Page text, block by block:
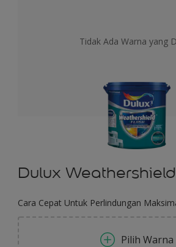
Tidak Ada Warna yang
Dulux
Cara Cepat Untuk Perlindungan
Pilih Warna